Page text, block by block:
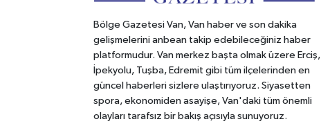
Bölge Gazetesi Van, Van haber ve son dakika
gelişmelerini anbean takip edebileceğiniz haber
platformudur. Van merkez başta olmak üzere Erciş,
İpekyolu, Tuşba, Edremit gibi tüm ilçelerinden en
güncel haberleri sizlere ulaştırıyoruz. Siyasetten
spora, ekonomiden asayişe, Van'daki tüm önemli
olayları tarafsız bir bakış açısıyla sunuyoruz.